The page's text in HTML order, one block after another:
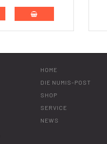
IN DEN WARENKORB
HOME
DIE NUMIS-POST
SHOP
SERVICE
NEWS